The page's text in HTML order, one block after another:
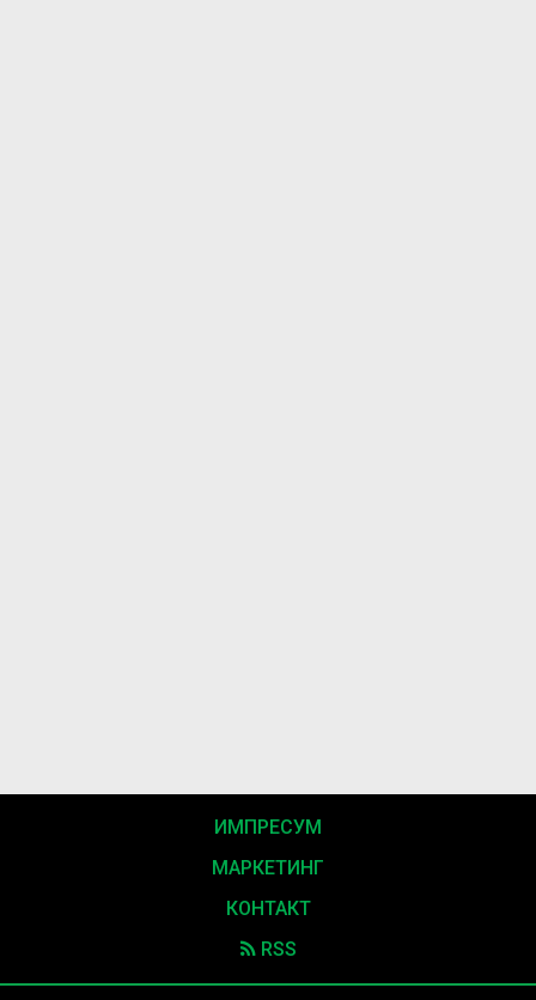
ИМПРЕСУМ
МАРКЕТИНГ
КОНТАКТ
RSS